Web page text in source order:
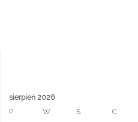
sierpień 2026
P
W Ś C